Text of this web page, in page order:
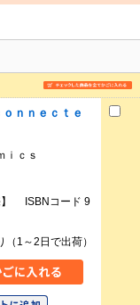
ｎｎｅｃｔｅ
ｉｃｓ
】 ISBNコード 9
1～2日で出荷）